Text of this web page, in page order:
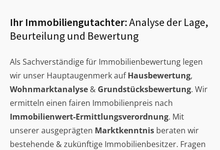
Ihr Immobiliengutachter:Analyse der Lage,
Beurteilung und Bewertung
Als Sachverständige für Immobilienbewertung legen
wir unser Hauptaugenmerk aufHausbewertung,
Wohnmarktanalyse & Grundstücksbewertung. Wir
ermitteln einen fairen Immobilienpreis nach
Immobilienwert-Ermittlungsverordnung. Mit
unserer ausgeprägten Marktkenntnis beraten wir
bestehende & zukünftige Immobilienbesitzer. Fragen